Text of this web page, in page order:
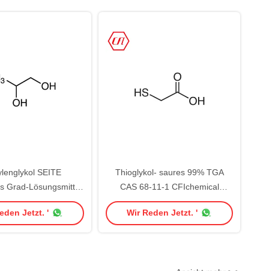
SEITE
Grad-Lösungsmittel
99,9% CAS 57-55-
6Jetzt. '
Thioglykol- saures 99% TGA
CAS 68-11-1 CFIchemical
ChemFine organisches
Lösungsmittel
Wir Reden Jetzt. '